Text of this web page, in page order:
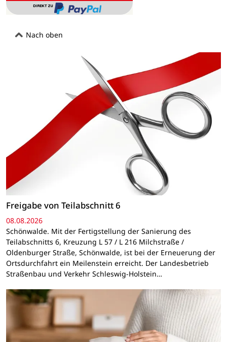
Nach oben
Freigabe von Teilabschnitt 6
08.08.2026
Schönwalde. Mit der Fertigstellung der Sanierung des
Teilabschnitts 6, Kreuzung L 57 / L 216 Milchstraße /
Oldenburger Straße, Schönwalde, ist bei der Erneuerung der
Ortsdurchfahrt ein Meilenstein erreicht. Der Landesbetrieb
Straßenbau und Verkehr Schleswig-Holstein…